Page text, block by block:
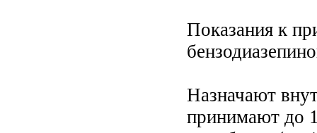
Показания к
Назначают
принимают до